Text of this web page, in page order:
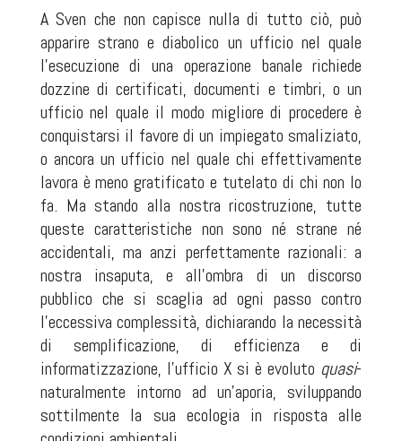
A Sven che non capisce nulla di tutto ciò, può
apparire strano e diabolico un ufficio nel quale
l'esecuzione di una operazione banale richiede
dozzine di certificati, documenti e timbri, o un
ufficio nel quale il modo migliore di procedere è
conquistarsi il favore di un impiegato smaliziato,
o ancora un ufficio nel quale chi effettivamente
lavora è meno gratificato e tutelato di chi non lo
fa. Ma stando alla nostra ricostruzione, tutte
queste caratteristiche non sono né strane né
accidentali, ma anzi perfettamente razionali: a
nostra insaputa, e all'ombra di un discorso
pubblico che si scaglia ad ogni passo contro
l'eccessiva complessità, dichiarando la necessità
di semplificazione, di efficienza e di
informatizzazione, l'ufficio X si è evoluto quasi-
naturalmente intorno ad un’aporia, sviluppando
sottilmente la sua ecologia in risposta alle